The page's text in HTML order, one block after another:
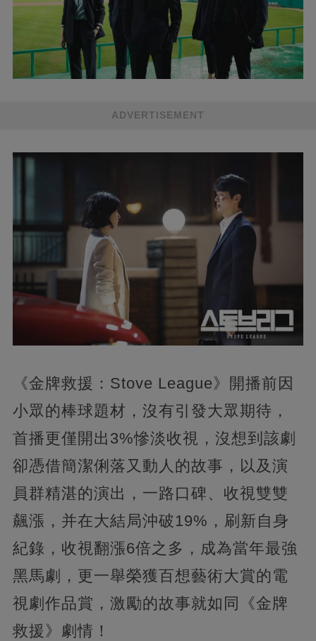
ADVERTISEMENT
《金牌救援：Stove League》開播前因
小眾的棒球題材，沒有引發大眾期待，
首播更僅開出3%慘淡收視，沒想到該劇
卻憑借簡潔俐落又動人的故事，以及演
員群精湛的演出，一路口碑、收視雙雙
飆漲，并在大結局沖破19%，刷新自身
紀錄，收視翻漲6倍之多，成為當年最強
黑馬劇，更一舉榮獲百想藝術大賞的電
視劇作品賞，激勵的故事就如同《金牌
救援》劇情！